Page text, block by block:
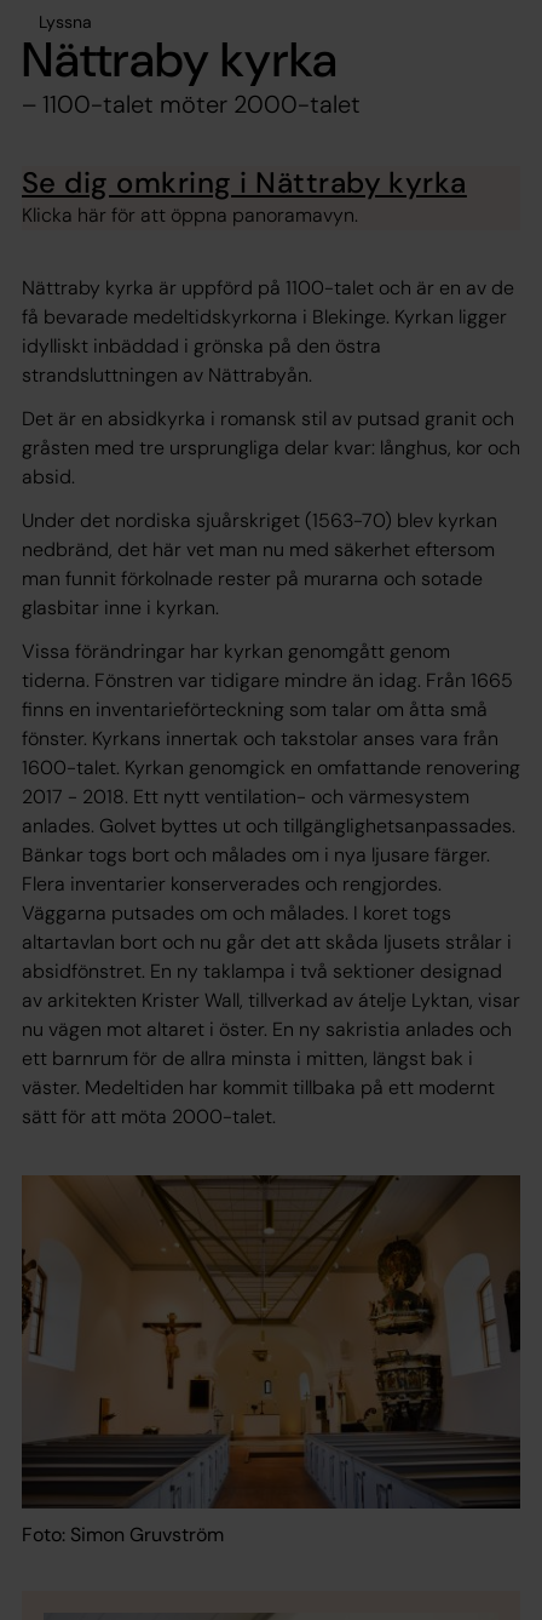
Lyssna
Nättraby kyrka
– 1100-talet möter 2000-talet
Se dig omkring i Nättraby kyrka
Klicka här för att öppna panoramavyn.
Nättraby kyrka är uppförd på 1100-talet och är en av de
få bevarade medeltidskyrkorna i Blekinge. Kyrkan ligger
idylliskt inbäddad i grönska på den östra
strandsluttningen av Nättrabyån.
Det är en absidkyrka i romansk stil av putsad granit och
gråsten med tre ursprungliga delar kvar: långhus, kor och
absid.
Under det nordiska sjuårskriget (1563-70) blev kyrkan
nedbränd, det här vet man nu med säkerhet eftersom
man funnit förkolnade rester på murarna och sotade
glasbitar inne i kyrkan.
Vissa förändringar har kyrkan genomgått genom
tiderna. Fönstren var tidigare mindre än idag. Från 1665
finns en inventarieförteckning som talar om åtta små
fönster. Kyrkans innertak och takstolar anses vara från
1600-talet. Kyrkan genomgick en omfattande renovering
2017 - 2018. Ett nytt ventilation- och värmesystem
anlades. Golvet byttes ut och tillgänglighetsanpassades.
Bänkar togs bort och målades om i nya ljusare färger.
Flera inventarier konserverades och rengjordes.
Väggarna putsades om och målades. I koret togs
altartavlan bort och nu går det att skåda ljusets strålar i
absidfönstret. En ny taklampa i två sektioner designad
av arkitekten Krister Wall, tillverkad av átelje Lyktan, visar
nu vägen mot altaret i öster. En ny sakristia anlades och
ett barnrum för de allra minsta i mitten, längst bak i
väster. Medeltiden har kommit tillbaka på ett modernt
sätt för att möta 2000-talet.
Foto: Simon Gruvström